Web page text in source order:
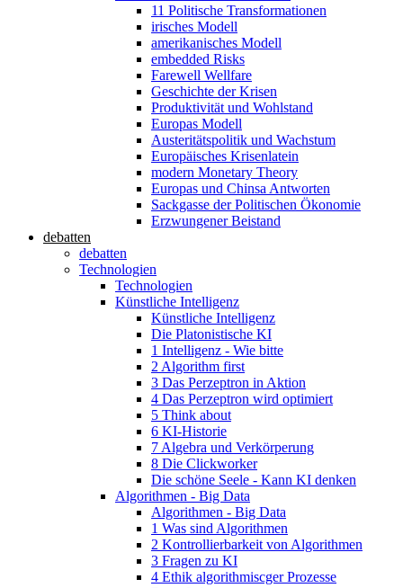
11 Politische Transformationen
irisches Modell
amerikanisches Modell
embedded Risks
Farewell Wellfare
Geschichte der Krisen
Produktivität und Wohlstand
Europas Modell
Austeritätspolitik und Wachstum
Europäisches Krisenlatein
modern Monetary Theory
Europas und Chinsa Antworten
Sackgasse der Politischen Ökonomie
Erzwungener Beistand
debatten
debatten
Technologien
Technologien
Künstliche Intelligenz
Künstliche Intelligenz
Die Platonistische KI
1 Intelligenz - Wie bitte
2 Algorithm first
3 Das Perzeptron in Aktion
4 Das Perzeptron wird optimiert
5 Think about
6 KI-Historie
7 Algebra und Verkörperung
8 Die Clickworker
Die schöne Seele - Kann KI denken
Algorithmen - Big Data
Algorithmen - Big Data
1 Was sind Algorithmen
2 Kontrollierbarkeit von Algorithmen
3 Fragen zu KI
4 Ethik algorithmiscger Prozesse